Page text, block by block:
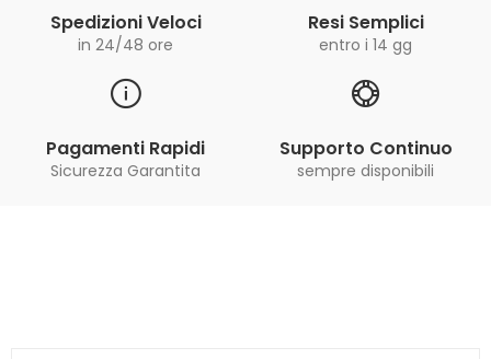
Spedizioni Veloci
in 24/48 ore
Resi Semplici
entro i 14 gg
Pagamenti Rapidi
Sicurezza Garantita
Supporto Continuo
sempre disponibili